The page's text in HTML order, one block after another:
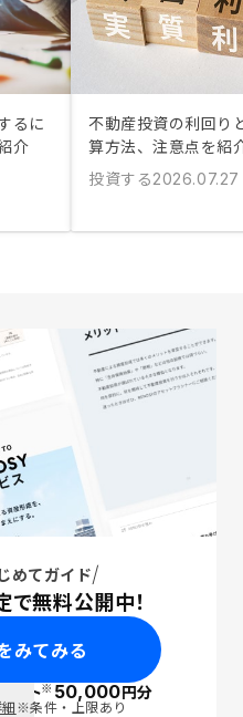
るに
介
不動産投資の利回り
算方法、注意点を紹
投資する2026.07.27
めてガイド
無料公開中！
みてみる
イント※50,000円分
※条件・上限あり